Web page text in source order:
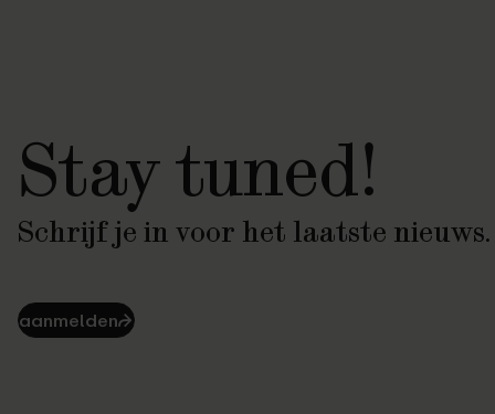
Stay tuned!
Schrijf je in voor het laatste nieuws.
aanmelden⮫